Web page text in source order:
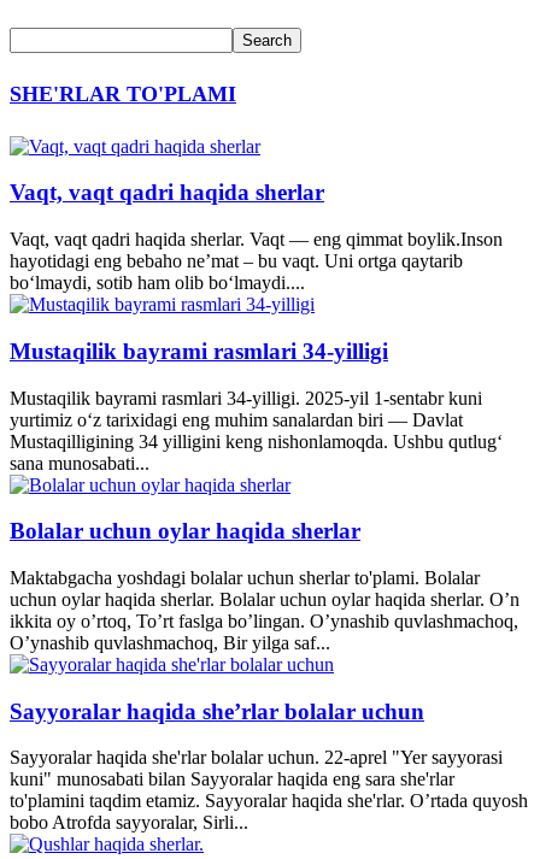
SHE'RLAR TO'PLAMI
Vaqt, vaqt qadri haqida sherlar
Vaqt, vaqt qadri haqida sherlar. Vaqt — eng qimmat boylik.Inson
hayotidagi eng bebaho ne’mat – bu vaqt. Uni ortga qaytarib
bo‘lmaydi, sotib ham olib bo‘lmaydi....
Mustaqilik bayrami rasmlari 34-yilligi
Mustaqilik bayrami rasmlari 34-yilligi. 2025-yil 1-sentabr kuni
yurtimiz o‘z tarixidagi eng muhim sanalardan biri — Davlat
Mustaqilligining 34 yilligini keng nishonlamoqda. Ushbu qutlug‘
sana munosabati...
Bolalar uchun oylar haqida sherlar
Maktabgacha yoshdagi bolalar uchun sherlar to'plami. Bolalar
uchun oylar haqida sherlar. Bolalar uchun oylar haqida sherlar. O’n
ikkita oy o’rtoq, To’rt faslga bo’lingan. O’ynashib quvlashmachoq,
O’ynashib quvlashmachoq, Bir yilga saf...
Sayyoralar haqida she’rlar bolalar uchun
Sayyoralar haqida she'rlar bolalar uchun. 22-aprel "Yer sayyorasi
kuni" munosabati bilan Sayyoralar haqida eng sara she'rlar
to'plamini taqdim etamiz. Sayyoralar haqida she'rlar. O’rtada quyosh
bobo Atrofda sayyoralar, Sirli...